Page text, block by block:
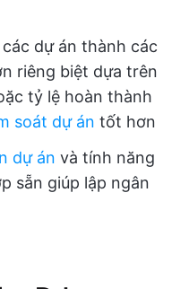
dự án thành các
riêng biệt dựa trên
tỷ lệ hoàn thành
soát dự án tốt hơn
dự án và tính năng
sẵn giúp lập ngân